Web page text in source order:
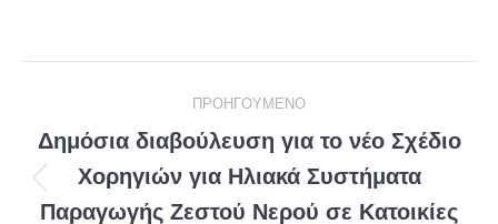
navigation
ΠΡΟΗΓΟΎΜΕΝΟ
Δημόσια διαβούλευση για το νέο Σχέδιο
Χορηγιών για Ηλιακά Συστήματα
Παραγωγής Ζεστού Νερού σε Κατοικίες